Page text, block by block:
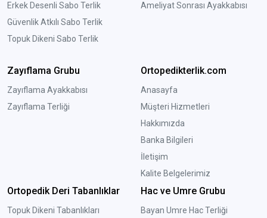
Erkek Desenli Sabo Terlik
Güvenlik Atkılı Sabo Terlik
Topuk Dikeni Sabo Terlik
Ameliyat Sonrası Ayakkabısı
Zayıflama Grubu
Zayıflama Ayakkabısı
Zayıflama Terliği
Ortopedikterlik.com
Anasayfa
Müşteri Hizmetleri
Hakkımızda
Banka Bilgileri
İletişim
Kalite Belgelerimiz
Ortopedik Deri Tabanlıklar
Topuk Dikeni Tabanlıkları
Hac ve Umre Grubu
Bayan Umre Hac Terliği